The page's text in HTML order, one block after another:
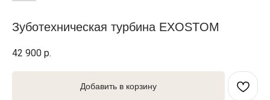
Зуботехническая турбина EXOSTOM
42 900 р.
Добавить в корзину